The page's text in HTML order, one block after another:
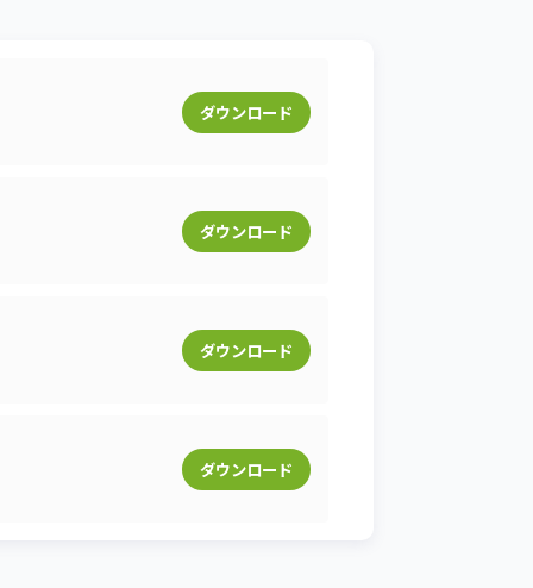
ダウンロード
ダウンロード
ダウンロード
ダウンロード